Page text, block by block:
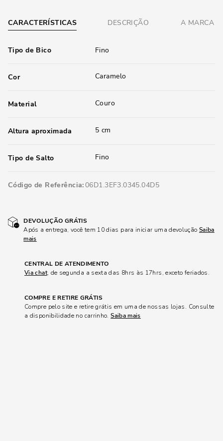
CARACTERÍSTICAS DESCRIÇÃO A MARCA
Tipo de Bico Fino
Cor Caramelo
Material Couro
Altura aproximada 5 cm
Tipo de Salto Fino
Código de Referência 06D1.3EF3.0345.04D5
DEVOLUÇÃO GRÁTIS
Após a entrega, você tem 10 dias para iniciar uma devolução Saiba
mais
CENTRAL DE ATENDIMENTO
Via chat, de segunda a sexta das 8hrs às 17hrs, exceto feriados.
COMPRE E RETIRE GRÁTIS
Compre pelo site e retire grátis em uma de nossas lojas. Consulte
a disponibilidade no carrinho.Saiba mais